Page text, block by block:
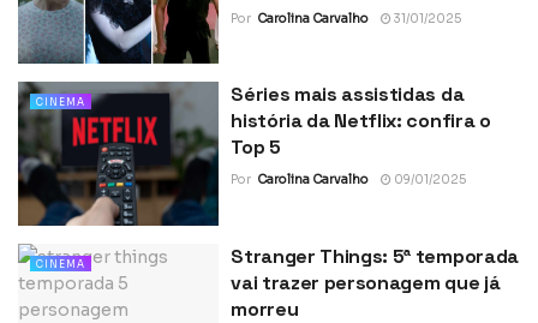
Por Carolina Carvalho 31/01/2025
CINEMA
Séries mais assistidas da
história da Netflix: confira o
Top 5
Por Carolina Carvalho 09/01/2025
CINEMA
Stranger Things: 5ª temporada
vai trazer personagem que já
morreu